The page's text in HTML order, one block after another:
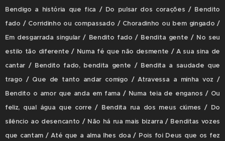
Bendigo a história que fica / Do pulsar dos corações / Bendito
fado / Corridinho ou compassado / Choradinho ou bem gingado /
Em desgarrada singular / Bendito fado / Bendita gente / No seu
estilo tão diferente / Numa fé que não desmente / A sua sina de
cantar / Bendito fado, bendita gente / Bendita a saudade que
trago / Que de tanto andar comigo / Atravessa a minha voz /
Bendito o amor que anda em fama / Numa teia de enganos / Ou
feliz, qual água que corre / Bendita rua dos meus ciúmes / Do
silêncio ao desencanto / Não há rua mais bizarra / Benditas vozes
que cantam / Até que a alma lhes doa / Pois foi Deus que os fez